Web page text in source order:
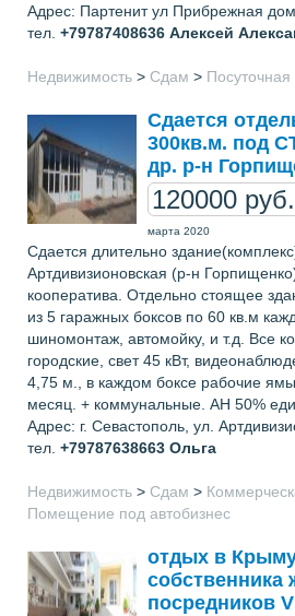
Адрес: Партенит ул Прибрежная
тел. +79787408636 Алексей
Недвижимость > Сдам >
Сдается
300кв.м. под
др. р-н
120000
марта 2020
Сдается длительно
Артдивизионовская (р-н
кооператива. Отдельно стоящее
из 5 гаражных боксов по 60 кв.м
шиномонтаж, автомойку, и т.д. Все
городские, свет 45 кВт,
4,75 м., в каждом боксе рабочие
месяц. + коммунальные. АН 50%
Адрес: г. Севастополь, ул.
тел. +79787638663 Ольга
Недвижимость > Сдам >
Помещение под автобизнес
отдых в
собственника
посредников